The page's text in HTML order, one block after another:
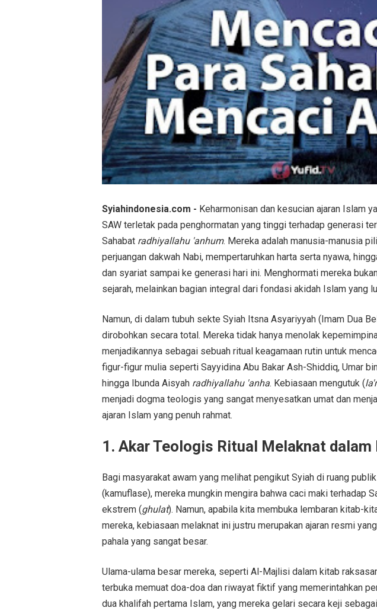
Syiah
Syiah
Syiah
Syiah
Syiah
Syiah
Syiah
Mengapa
Syiah
Syiahindonesia.com - Keharmonisan dan kesucian ajaran Islam
SAW terletak pada penghormatan yang tinggi terhadap generasi
Sahabat radhiyallahu 'anhum. Mereka adalah manusia-manusia
perjuangan dakwah Nabi, mempertaruhkan harta serta nyawa,
dan syariat sampai ke generasi hari ini. Menghormati mereka
sejarah, melainkan bagian integral dari fondasi akidah Islam yang
Namun, di dalam tubuh sekte Syiah Itsna Asyariyyah (Imam Dua
dirobohkan secara total. Mereka tidak hanya menolak
menjadikannya sebagai sebuah ritual keagamaan rutin untuk
figur-figur mulia seperti Sayyidina Abu Bakar Ash-Shiddiq, Umar
hingga Ibunda Aisyah radhiyallahu 'anha. Kebiasaan mengutuk (
menjadi dogma teologis yang sangat menyesatkan umat dan
ajaran Islam yang penuh rahmat.
1. Akar Teologis Ritual Melaknat dalam
Bagi masyarakat awam yang melihat pengikut Syiah di ruang
(kamuflase), mereka mungkin mengira bahwa caci maki terhadap
ekstrem (ghulat). Namun, apabila kita membuka lembaran kitab-
mereka, kebiasaan melaknat ini justru merupakan ajaran resmi
pahala yang sangat besar.
Ulama-ulama besar mereka, seperti Al-Majlisi dalam kitab
terbuka memuat doa-doa dan riwayat fiktif yang memerintahkan
dua khalifah pertama Islam, yang mereka gelari secara keji sebagai